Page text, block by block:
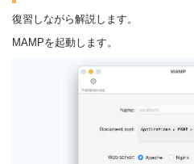
復習しながら解説します。
MAMPを起動します。